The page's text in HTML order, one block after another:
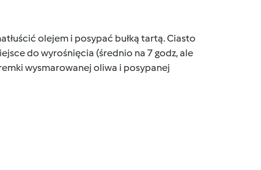
olejem i posypać bułką tartą. Ciasto
do wyrośnięcia (średnio na 7 godz, ale
wysmarowanej oliwa i posypanej